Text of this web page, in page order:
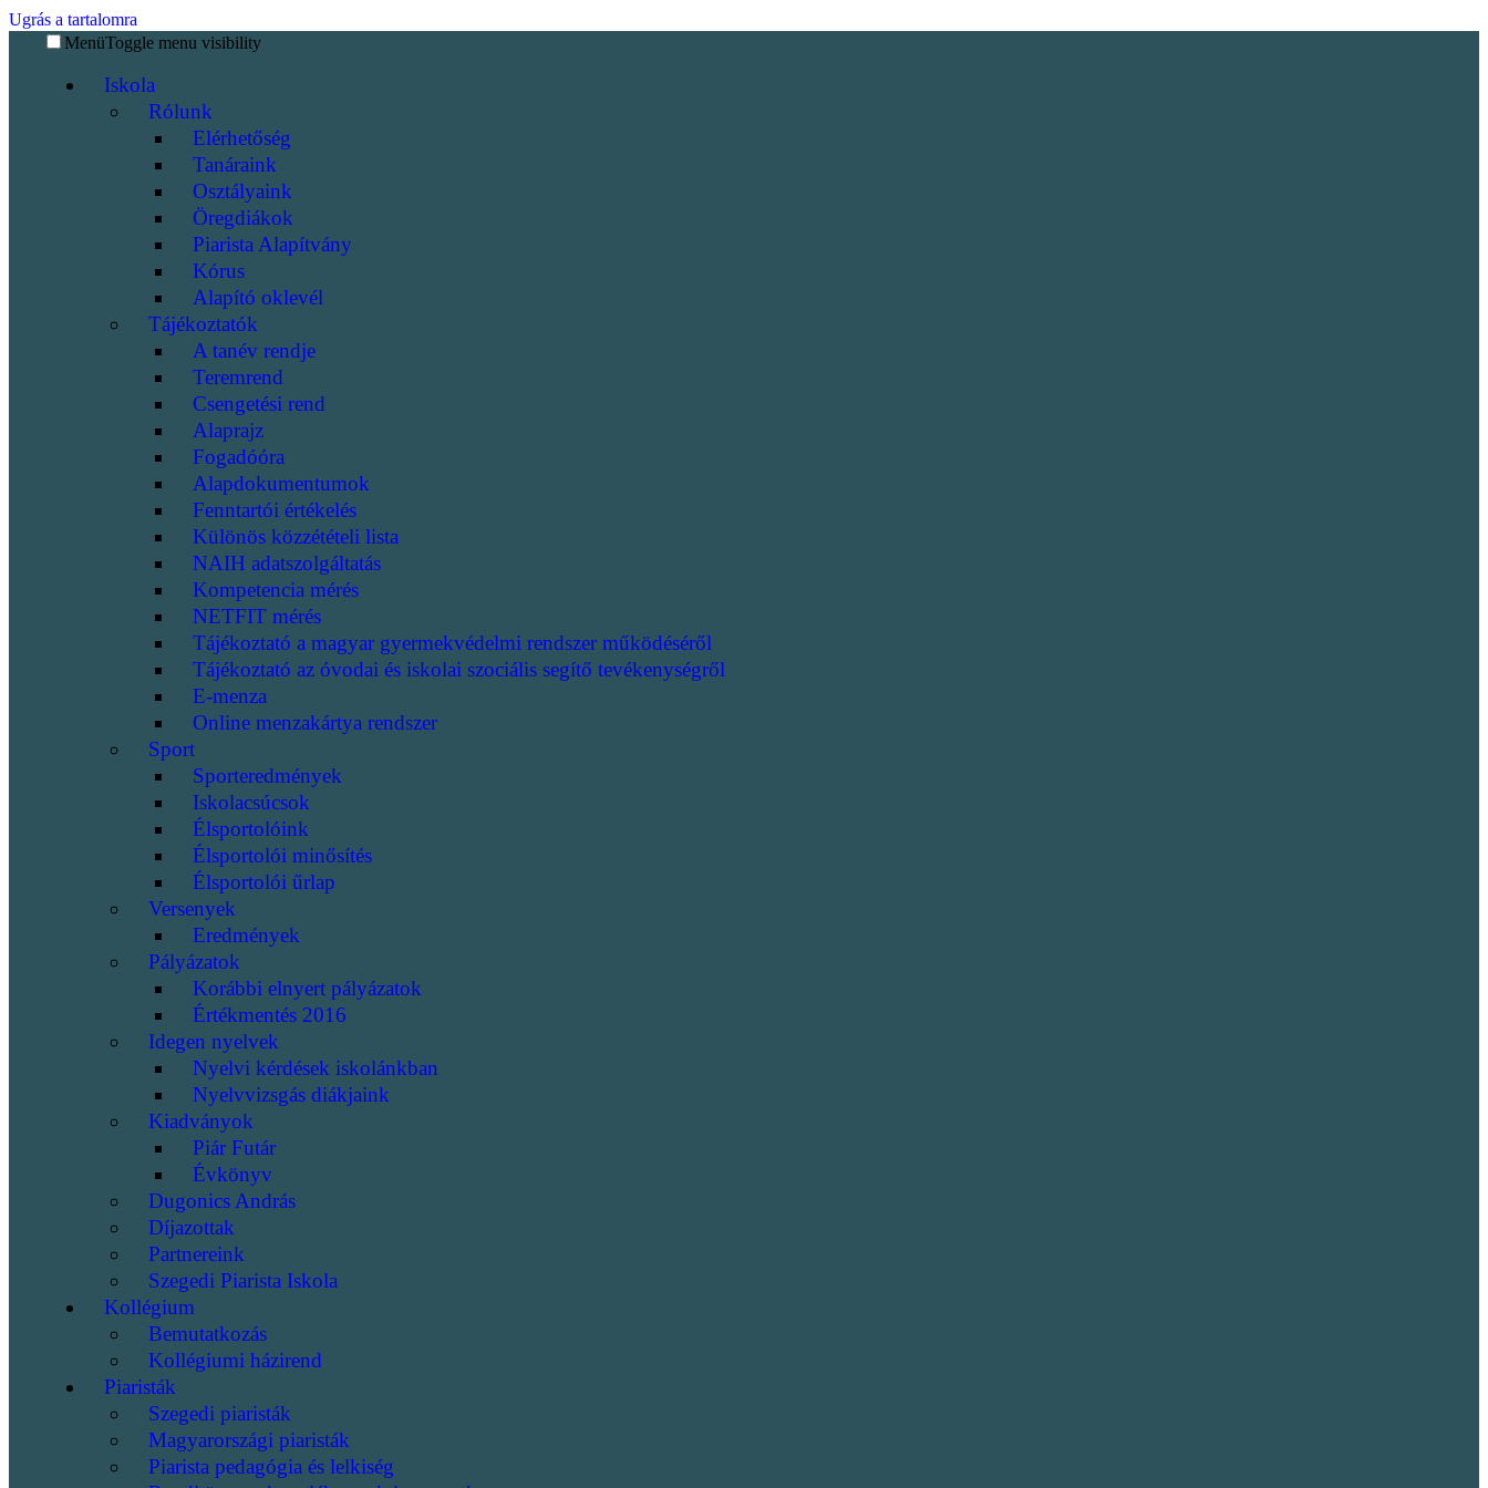
Ugrás a tartalomra
MenüToggle menu visibility
Iskola
Rólunk
Elérhetőség
Tanáraink
Osztályaink
Öregdiákok
Piarista Alapítvány
Kórus
Alapító oklevél
Tájékoztatók
A tanév rendje
Teremrend
Csengetési rend
Alaprajz
Fogadóóra
Alapdokumentumok
Fenntartói értékelés
Különös közzétételi lista
NAIH adatszolgáltatás
Kompetencia mérés
NETFIT mérés
Tájékoztató a magyar gyermekvédelmi rendszer működéséről
Tájékoztató az óvodai és iskolai szociális segítő tevékenységről
E-menza
Online menzakártya rendszer
Sport
Sporteredmények
Iskolacsúcsok
Élsportolóink
Élsportolói minősítés
Élsportolói űrlap
Versenyek
Eredmények
Pályázatok
Korábbi elnyert pályázatok
Értékmentés 2016
Idegen nyelvek
Nyelvi kérdések iskolánkban
Nyelvvizsgás diákjaink
Kiadványok
Piár Futár
Évkönyv
Dugonics András
Díjazottak
Partnereink
Szegedi Piarista Iskola
Kollégium
Bemutatkozás
Kollégiumi házirend
Piaristák
Szegedi piaristák
Magyarországi piaristák
Piarista pedagógia és lelkiség